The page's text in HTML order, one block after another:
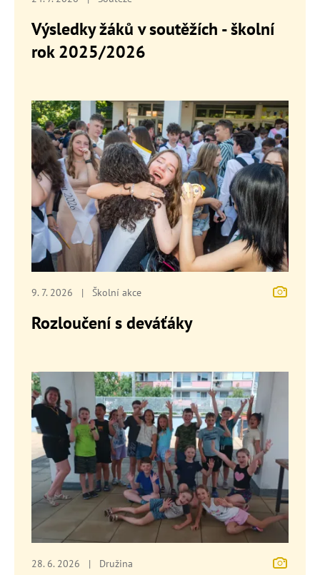
Výsledky žáků v soutěžích - školní
rok 2025/2026
9. 7. 2026 | Školní akce
Rozloučení s deváťáky
28. 6. 2026 | Družina